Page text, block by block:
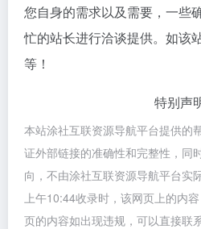
您自身的需求以及需要，一些
忙的站长进行洽谈提供。如该
等！
特别声
本站涂社互联资源导航平台提供的
证外部链接的准确性和完整性，同
向，不由涂社互联资源导航平台实
上午10:44收录时，该网页上的内
页的内容如出现违规，可以直接联